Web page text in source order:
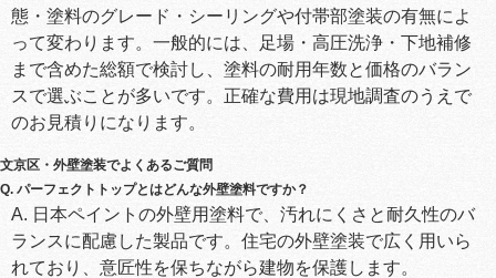
態・塗料のグレード・シーリングや付帯部塗装の有無によ
って変わります。一般的には、足場・高圧洗浄・下地補修
まで含めた総額で検討し、塗料の耐用年数と価格のバラン
スで選ぶことが多いです。正確な費用は現地調査のうえで
のお見積りになります。
文京区・外壁塗装でよくあるご質問
Q. パーフェクトトップとはどんな外壁塗料ですか？
A. 日本ペイントの外壁用塗料で、汚れにくさと耐久性のバ
ランスに配慮した製品です。住宅の外壁塗装で広く用いら
れており、意匠性を保ちながら建物を保護します。